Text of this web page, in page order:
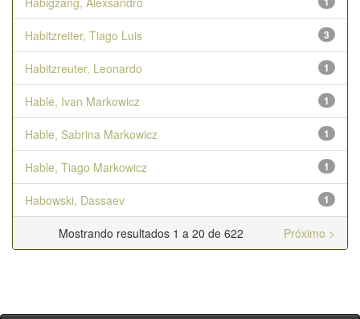
Habitzreiter, Tiago Luis 3
Habitzreuter, Leonardo 1
Hable, Ivan Markowicz 1
Hable, Sabrina Markowicz 1
Hable, Tiago Markowicz 1
Habowski, Dassaev 1
Mostrando resultados 1 a 20 de 622 Próximo >